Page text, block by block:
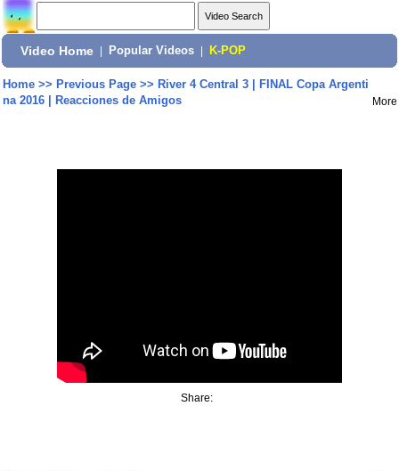
Video Home Popular Videos K-POP
Home>> Previous Page>> River 4 Central 3 | FINAL Copa Argenti
na 2016 | Reacciones de Amigos
More
Share: